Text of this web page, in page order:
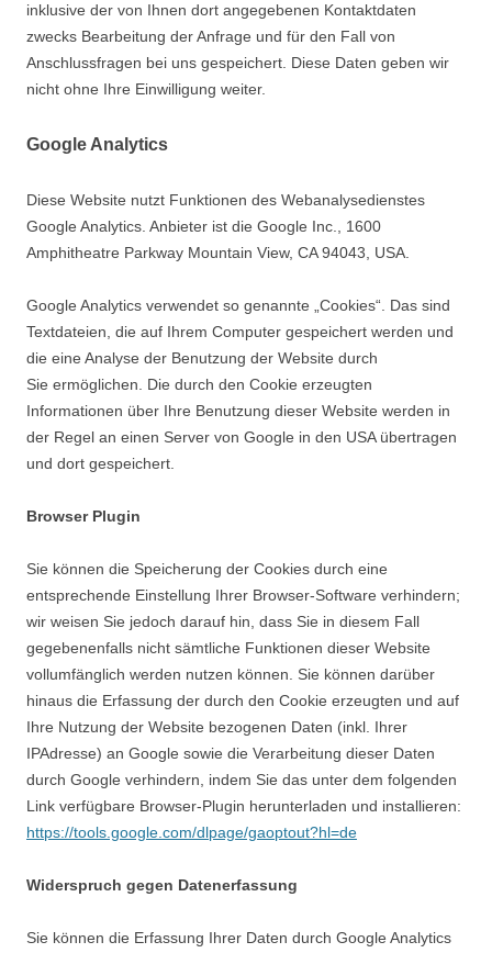
inklusive der von Ihnen dort angegebenen Kontaktdaten
zwecks Bearbeitung der Anfrage und für den Fall von
Anschlussfragen bei uns gespeichert. Diese Daten geben wir
nicht ohne Ihre Einwilligung weiter.
Google Analytics
Diese Website nutzt Funktionen des Webanalysedienstes
Google Analytics. Anbieter ist die Google Inc., 1600
Amphitheatre Parkway Mountain View, CA 94043, USA.
Google Analytics verwendet so genannte „Cookies“. Das sind
Textdateien, die auf Ihrem Computer gespeichert werden und
die eine Analyse der Benutzung der Website durch
Sie ermöglichen. Die durch den Cookie erzeugten
Informationen über Ihre Benutzung dieser Website werden in
der Regel an einen Server von Google in den USA übertragen
und dort gespeichert.
Browser Plugin
Sie können die Speicherung der Cookies durch eine
entsprechende Einstellung Ihrer Browser-Software verhindern;
wir weisen Sie jedoch darauf hin, dass Sie in diesem Fall
gegebenenfalls nicht sämtliche Funktionen dieser Website
vollumfänglich werden nutzen können. Sie können darüber
hinaus die Erfassung der durch den Cookie erzeugten und auf
Ihre Nutzung der Website bezogenen Daten (inkl. Ihrer
IPAdresse) an Google sowie die Verarbeitung dieser Daten
durch Google verhindern, indem Sie das unter dem folgenden
Link verfügbare Browser-Plugin herunterladen und installieren:
https://tools.google.com/dlpage/gaoptout?hl=de
Widerspruch gegen Datenerfassung
Sie können die Erfassung Ihrer Daten durch Google Analytics